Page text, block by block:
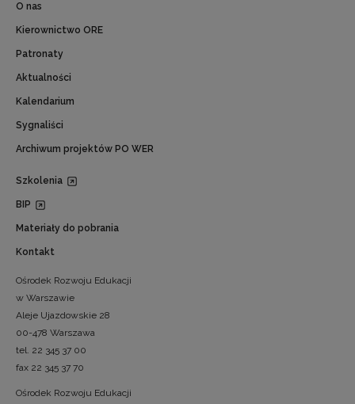
O nas
Kierownictwo ORE
Patronaty
Aktualności
Kalendarium
Sygnaliści
Archiwum projektów PO WER
Szkolenia
BIP
Materiały do pobrania
Kontakt
Ośrodek Rozwoju Edukacji
w Warszawie
Aleje Ujazdowskie 28
00-478 Warszawa
tel. 22 345 37 00
fax 22 345 37 70
Ośrodek Rozwoju Edukacji